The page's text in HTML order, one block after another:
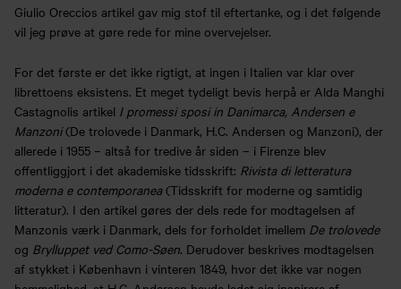
Giulio Oreccios artikel gav mig stof til eftertanke, og i det følgende
vil jeg prøve at gøre rede for mine overvejelser.
For det første er det ikke rigtigt, at ingen i Italien var klar over
librettoens eksistens. Et meget tydeligt bevis herpå er Alda Manghi
Castagnolis artikel I promessi sposi in Danimarca, Andersen e
Manzoni(De trolovede i Danmark, H.C. Andersen og Manzoni), der
allerede i 1955 – altså for tredive år siden – i Firenze blev
offentliggjort i det akademiske tidsskrift: Rivista di letteratura
moderna e contemporanea(Tidsskrift for moderne og samtidig
litteratur). I den artikel gøres der dels rede for modtagelsen af
Manzonis værk i Danmark, dels for forholdet imellem De trolovede
og Brylluppet ved Como-Søen. Derudover beskrives modtagelsen
af stykket i København i vinteren 1849, hvor det ikke var nogen